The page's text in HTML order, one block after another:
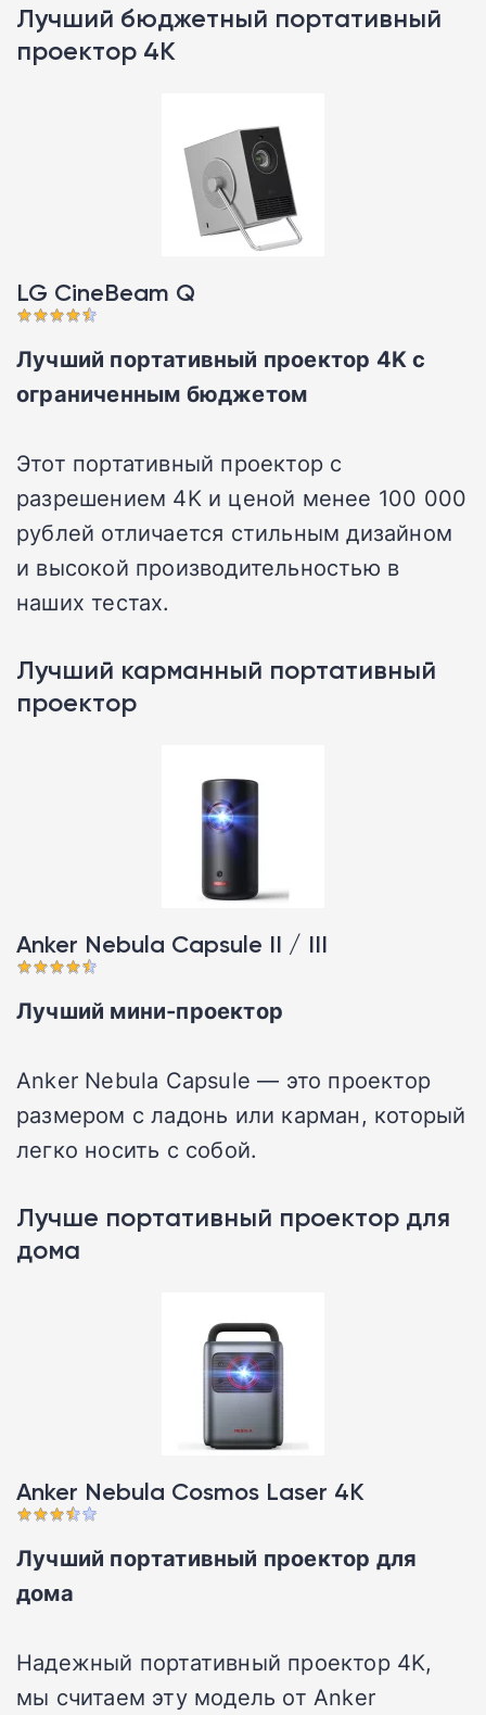
Лучший бюджетный портативный
проектор 4K
LG CineBeam Q
Лучший портативный проектор 4K с
ограниченным бюджетом
Этот портативный проектор с
разрешением 4K и ценой менее 100 000
рублей отличается стильным дизайном
и высокой производительностью в
наших тестах.
Лучший карманный портативный
проектор
Anker Nebula Capsule II / III
Лучший мини-проектор
Anker Nebula Capsule — это проектор
размером с ладонь или карман, который
легко носить с собой.
Лучше портативный проектор для
дома
Anker Nebula Cosmos Laser 4K
Лучший портативный проектор для
дома
Надежный портативный проектор 4K,
мы считаем эту модель от Anker